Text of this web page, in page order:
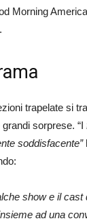
Morning
trapelate si
sorprese. “I
soddisfacente”
show e il cast
ad una